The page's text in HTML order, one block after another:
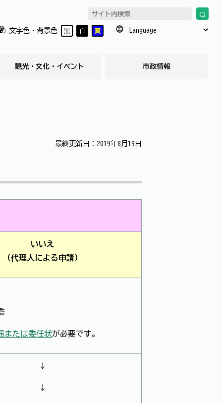
文字色・背景色 黒 白 黄
観光・文化・イベント 市政情報
最終更新日：2019年8月19日
いいえ
（代理人による申請）
または委任状が必要です。
↓
↓